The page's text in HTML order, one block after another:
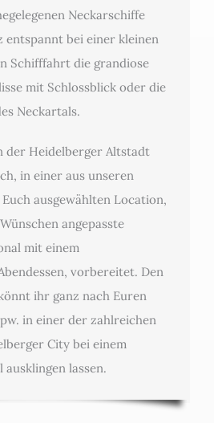
Neckarschiffe
entspannt bei einer kleinen
Schifffahrt die grandiose
mit Schlossblick oder die
Neckartals.
der Heidelberger Altstadt
in einer aus unseren
ausgewählten Location,
angepasste
mit einem
vorbereitet. Den
ihr ganz nach Euren
in einer der zahlreichen
City bei einem
lassen.